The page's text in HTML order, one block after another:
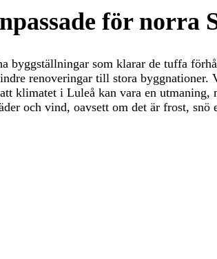
för norra
som klarar de tuffa
renoveringar till stora byggnationer.
klimatet i Luleå kan vara en utmaning,
och vind, oavsett om det är frost,